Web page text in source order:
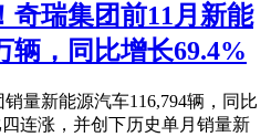
奇瑞集团前11月新能
辆，同比增长69.4%
量新能源汽车116,794辆，同比
连涨，并创下历史单月销量新